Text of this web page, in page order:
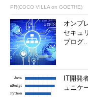
PR(COCO VILLA on GOETHE)
オンプ
セキュ
プログ
IT開発
ュニケ